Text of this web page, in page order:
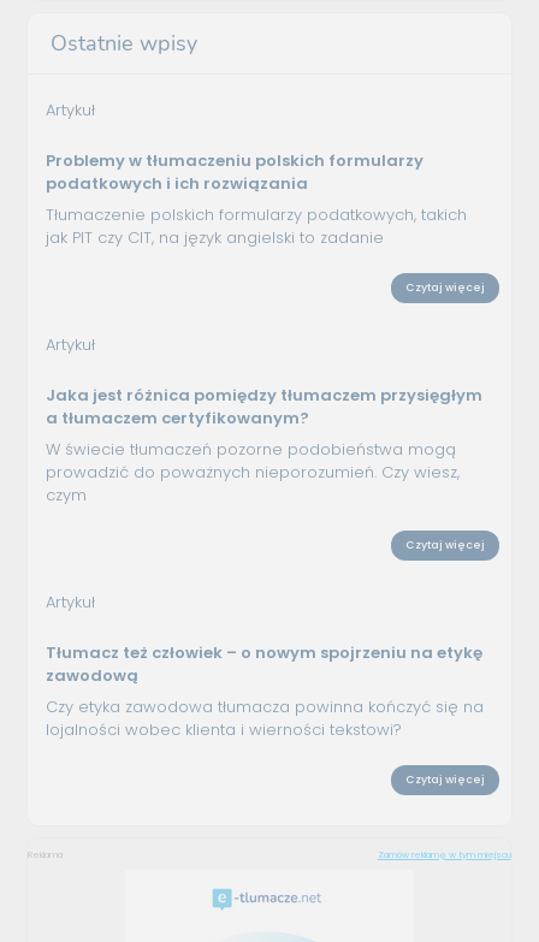
Ostatnie wpisy
Artykuł
Problemy w tłumaczeniu polskich formularzy
podatkowych i ich rozwiązania
Tłumaczenie polskich formularzy podatkowych, takich
jak PIT czy CIT, na język angielski to zadanie
Czytaj więcej
Artykuł
Jaka jest różnica pomiędzy tłumaczem przysięgłym
a tłumaczem certyfikowanym?
W świecie tłumaczeń pozorne podobieństwa mogą
prowadzić do poważnych nieporozumień. Czy wiesz,
czym
Czytaj więcej
Artykuł
Tłumacz też człowiek – o nowym spojrzeniu na etykę
zawodową
Czy etyka zawodowa tłumacza powinna kończyć się na
lojalności wobec klienta i wierności tekstowi?
Czytaj więcej
Reklama Zamów reklamę w tym miejscu